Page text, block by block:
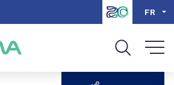
FR